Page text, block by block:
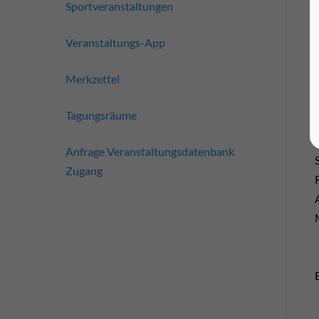
Sportveranstaltungen
Veranstaltungs-App
Merkzettel
Tagungsräume
Anfrage Veranstaltungsdatenbank
Zugang